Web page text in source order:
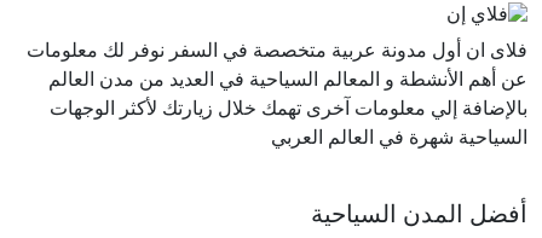
فلاى ان أول مدونة عربية متخصصة في السفر نوفر لك معلومات
عن أهم الأنشطة و المعالم السياحية في العديد من مدن العالم
بالإضافة إلي معلومات آخرى تهمك خلال زيارتك لأكثر الوجهات
السياحية شهرة في العالم العربي
أفضل المدن السياحية